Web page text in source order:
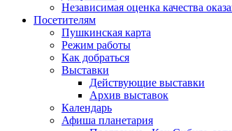
Независимая оценка качества
Посетителям
Пушкинская карта
Режим работы
Как добраться
Выставки
Действующие выставки
Архив выставок
Календарь
Афиша планетария